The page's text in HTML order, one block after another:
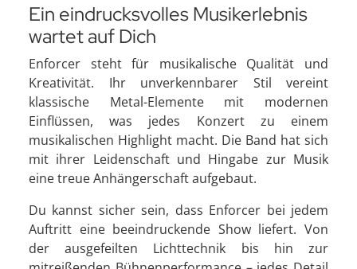
Ein eindrucksvolles Musikerlebnis
wartet auf Dich
Enforcer steht für musikalische Qualität und
Kreativität. Ihr unverkennbarer Stil vereint
klassische Metal-Elemente mit modernen
Einflüssen, was jedes Konzert zu einem
musikalischen Highlight macht. Die Band hat sich
mit ihrer Leidenschaft und Hingabe zur Musik
eine treue Anhängerschaft aufgebaut.
Du kannst sicher sein, dass Enforcer bei jedem
Auftritt eine beeindruckende Show liefert. Von
der ausgefeilten Lichttechnik bis hin zur